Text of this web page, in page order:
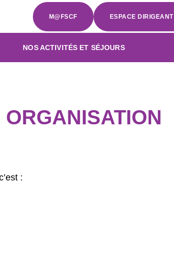
M@FSCF ESPACE DIRIGEANT
NOS ACTIVITÉS ET SÉJOURS
ORGANISATION
: